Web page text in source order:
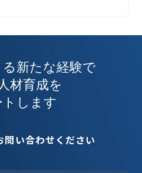
新たな経験で
材育成を
します
問い合わせください